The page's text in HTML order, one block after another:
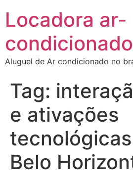
Locadora ar-
condicionado
Aluguel de Ar condicionado no
Tag:
e ativações
Belo